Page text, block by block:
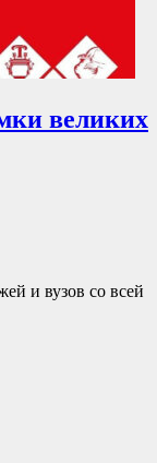
великих
и вузов со всей